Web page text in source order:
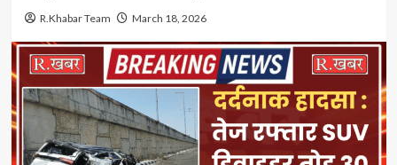
R.Khabar Team March 18, 2026